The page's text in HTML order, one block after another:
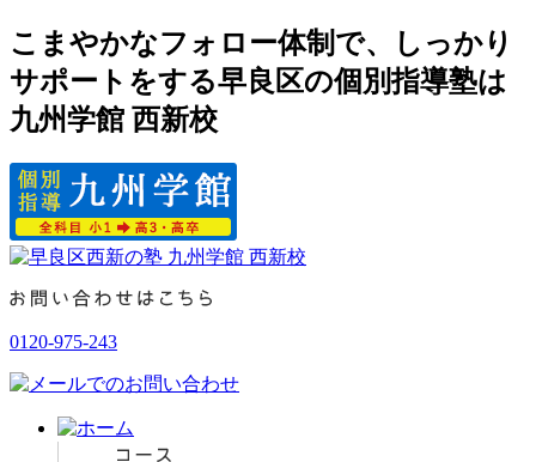
こまやかなフォロー体制で、しっかり
サポートをする早良区の個別指導塾は
九州学館 西新校
0120-975-243